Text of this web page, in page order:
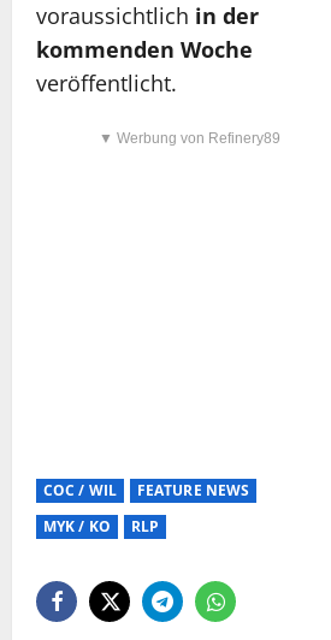
voraussichtlich in der
kommenden Woche
veröffentlicht.
▼ Werbung von Refinery89
COC / WIL
FEATURE NEWS
MYK / KO
RLP